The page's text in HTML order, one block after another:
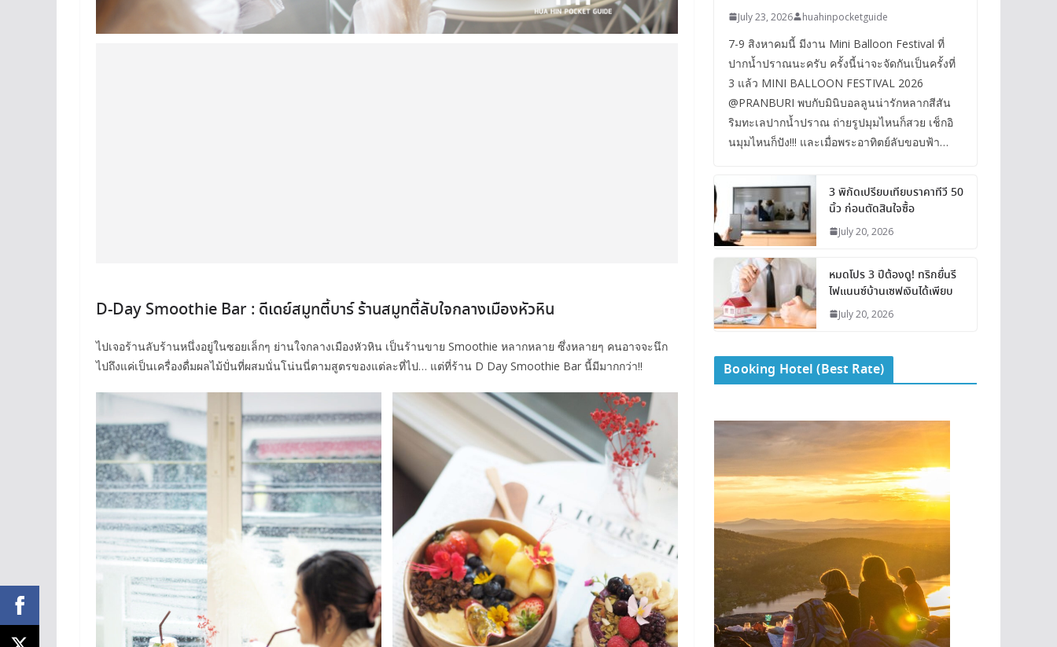
D-Day Smoothie Bar : ดีเดย์สมูทตี้บาร์ ร้านสมูทตี้ลับใจกลางเมืองหัวหิน
ไปเจอร้านลับร้านหนึ่งอยู่ในซอยเล็กๆ ย่านใจกลางเมืองหัวหิน เป็นร้านขาย Smoothie หลากหลาย ซึ่งหลายๆ คนอาจจะนึก
ไปถึงแค่เป็นเครื่องดื่มผลไม้ปั่นที่ผสมนั่นโน่นนี่ตามสูตรของแต่ละที่ไป… แต่ที่ร้าน D Day Smoothie Bar นี้มีมากกว่า!!
July 23, 2026 huahinpocketguide
7-9 สิงหาคมนี้ มีงาน Mini Balloon Festival ที่
ปากน้ำปราณนะครับ ครั้งนี้น่าจะจัดกันเป็นครั้งที่
3 แล้ว MINI BALLOON FESTIVAL 2026
@PRANBURI พบกับมินิบอลลูนน่ารักหลากสีสัน
ริมทะเลปากน้ำปราณ ถ่ายรูปมุมไหนก็สวย เช็กอิ
นมุมไหนก็ปัง!!! และเมื่อพระอาทิตย์ลับขอบฟ้า…
3 พิกัดเปรียบเทียบราคาทีวี 50
นิ้ว ก่อนตัดสินใจซื้อ
July 20, 2026
หมดโปร 3 ปีต้องดู! ทริกยื่นรี
ไฟแนนซ์บ้านเซฟเงินได้เพียบ
July 20, 2026
Booking Hotel (Best Rate)